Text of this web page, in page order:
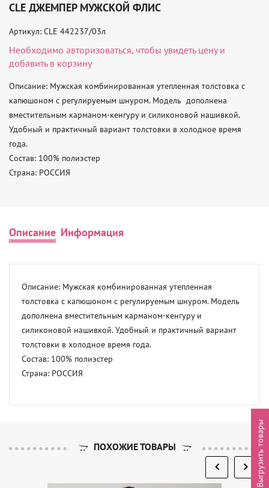
CLE ДЖЕМПЕР МУЖСКОЙ ФЛИС
Артикул: CLE 442237/03л
Необходимо авторизоваться, чтобы увидеть цену и
добавить в корзину
Описание: Мужская комбинированная утепленная толстовка с
капюшоном с регулируемым шнуром. Модель  дополнена
вместительным карманом-кенгуру и силиконовой нашивкой.
Удобный и практичный вариант толстовки в холодное время
года.
Состав: 100% полиэстер
Страна: РОССИЯ
Описание Информация
Описание: Мужская комбинированная утепленная
толстовка с капюшоном с регулируемым шнуром. Модель
дополнена вместительным карманом-кенгуру и
силиконовой нашивкой. Удобный и практичный вариант
толстовки в холодное время года.
Состав: 100% полиэстер
Страна: РОССИЯ
ПОХОЖИЕ ТОВАРЫ Выгрузить товары